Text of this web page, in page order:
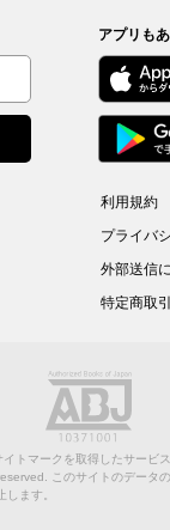
アプリも
利用規約
プライバ
外部送信
特定商取
トマークを取得したサービス
このサイトのデータ
ます。